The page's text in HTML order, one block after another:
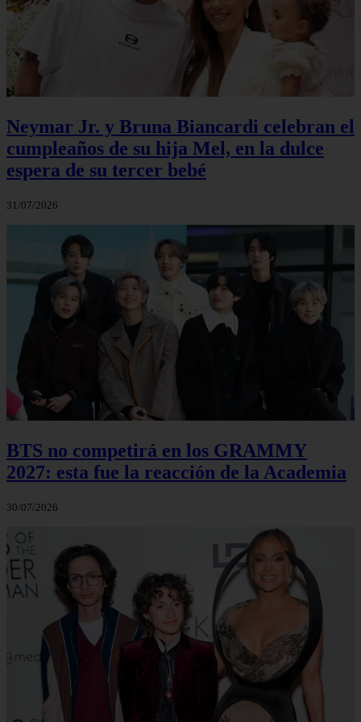
Neymar Jr. y Bruna Biancardi celebran el
cumpleaños de su hija Mel, en la dulce
espera de su tercer bebé
31/07/2026
BTS no competirá en los GRAMMY
2027: esta fue la reacción de la Academia
30/07/2026